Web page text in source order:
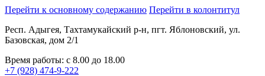
Перейти к основному содержанию Перейти в колонтитул
Респ. Адыгея, Тахтамукайский р-н, пгт. Яблоновский, ул.
Базовская, дом 2/1
Время работы: с 8.00 до 18.00
+7 (928) 474-9-222